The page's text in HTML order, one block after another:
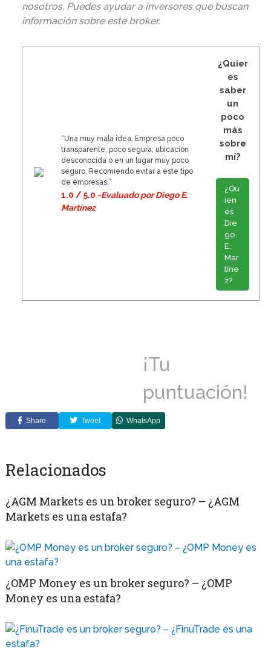
nosotros. Puedes ayudar a inversores que buscan
información sobre este broker.
“Una muy mala idea. Empresa poco
transparente, poco segura, ubicación
desconocida o en un lugar muy poco
seguro. Recomiendo evitar a este tipo
de empresas.”
1.0 / 5.0 -Evaluado por Diego E.
Martínez
¿Quier
es
saber
un
poco
más
sobre
mí?
¿Qu
ien
es
Die
go
E.
Mar
tíne
z?
¡Tu
puntuación!
Share Tweet WhatsApp
Relacionados
¿AGM Markets es un broker seguro? – ¿AGM
Markets es una estafa?
¿OMP Money es un broker seguro? – ¿OMP
Money es una estafa?